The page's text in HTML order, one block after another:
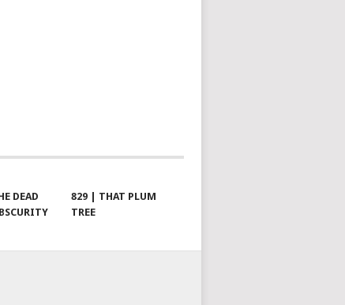
DEAD
829 | THAT PLUM
TREE